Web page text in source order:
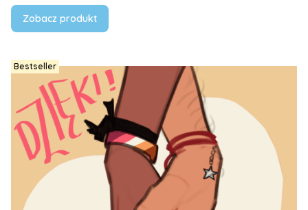
Zobacz produkt
Bestseller